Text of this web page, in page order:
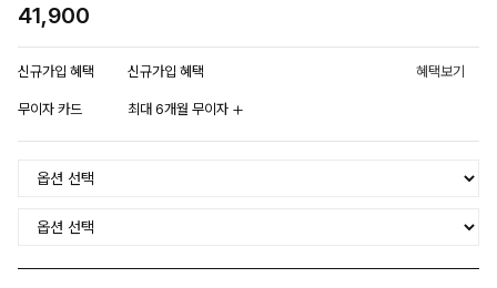
41,900
신규가입 혜택 신규가입 혜택 혜택보기
무이자 카드 최대 6개월 무이자